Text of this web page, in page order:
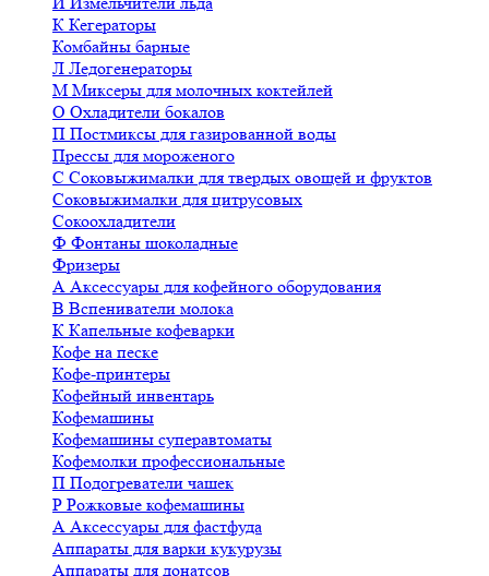
К Кегераторы
Комбайны барные
Л Ледогенераторы
М Миксеры для молочных коктейлей
О Охладители бокалов
П Постмиксы для газированной воды
Прессы для мороженого
С Соковыжималки для твердых овощей и фруктов
Соковыжималки для цитрусовых
Сокоохладители
Ф Фонтаны шоколадные
Фризеры
А Аксессуары для кофейного оборудования
В Вспениватели молока
К Капельные кофеварки
Кофе на песке
Кофе-принтеры
Кофейный инвентарь
Кофемашины
Кофемашины суперавтоматы
Кофемолки профессиональные
П Подогреватели чашек
Р Рожковые кофемашины
А Аксессуары для фастфуда
Аппараты для варки кукурузы
Аппараты для донатсов